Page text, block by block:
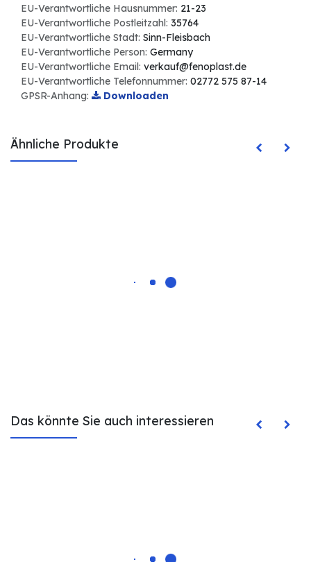
EU-Verantwortliche Hausnummer: 21-23
EU-Verantwortliche Postleitzahl: 35764
EU-Verantwortliche Stadt: Sinn-Fleisbach
EU-Verantwortliche Person: Germany
EU-Verantwortliche Email: verkauf@fenoplast.de
EU-Verantwortliche Telefonnummer: 02772 575 87-14
GPSR-Anhang:
Downloaden
Ähnliche Produkte
Das könnte Sie auch interessieren